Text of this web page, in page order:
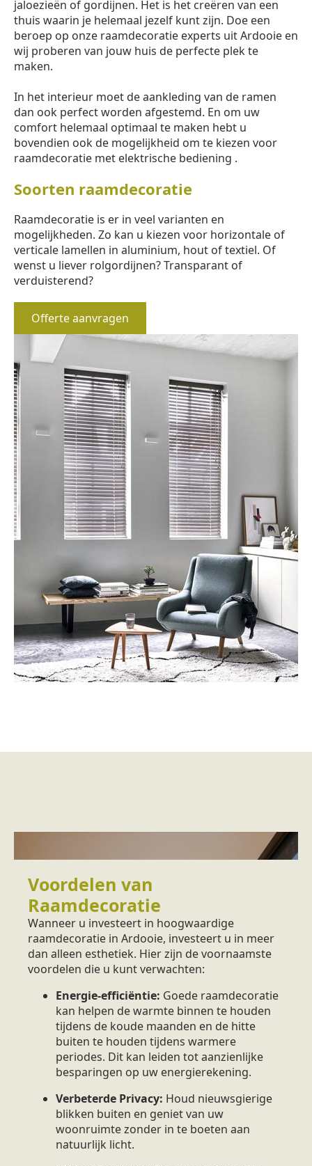
jaloezieën of gordijnen. Het is het creëren van een
thuis waarin je helemaal jezelf kunt zijn. Doe een
beroep op onze raamdecoratie experts uit Ardooie en
wij proberen van jouw huis de perfecte plek te
maken.
In het interieur moet de aankleding van de ramen
dan ook perfect worden afgestemd. En om uw
comfort helemaal optimaal te maken hebt u
bovendien ook de mogelijkheid om te kiezen voor
raamdecoratie met elektrische bediening .
Soorten raamdecoratie
Raamdecoratie is er in veel varianten en
mogelijkheden. Zo kan u kiezen voor horizontale of
verticale lamellen in aluminium, hout of textiel. Of
wenst u liever rolgordijnen? Transparant of
verduisterend?
Offerte aanvragen
Voordelen van
Raamdecoratie
Wanneer u investeert in hoogwaardige
raamdecoratie in Ardooie, investeert u in meer
dan alleen esthetiek. Hier zijn de voornaamste
voordelen die u kunt verwachten:
Energie-efficiëntie: Goede raamdecoratie
kan helpen de warmte binnen te houden
tijdens de koude maanden en de hitte
buiten te houden tijdens warmere
periodes. Dit kan leiden tot aanzienlijke
besparingen op uw energierekening.
Verbeterde Privacy: Houd nieuwsgierige
blikken buiten en geniet van uw
woonruimte zonder in te boeten aan
natuurlijk licht.